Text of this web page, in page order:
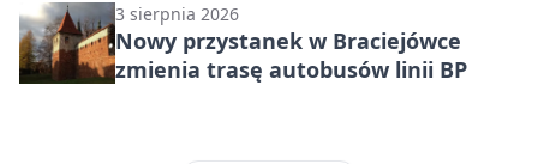
3 sierpnia 2026
Nowy przystanek w Braciejówce
zmienia trasę autobusów linii BP